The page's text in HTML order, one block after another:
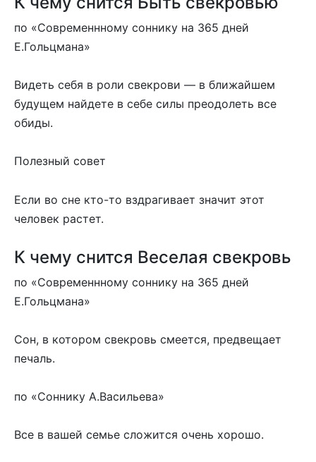
по «Современнному соннику на 365 дней
Е.Гольцмана»
Видеть себя в роли свекрови — в ближайшем
будущем найдете в себе силы преодолеть все
обиды.
Полезный совет
Если во сне кто-то вздрагивает значит этот
человек растет.
К чему снится Веселая свекровь
по «Современнному соннику на 365 дней
Е.Гольцмана»
Сон, в котором свекровь смеется, предвещает
печаль.
по «Соннику А.Васильева»
Все в вашей семье сложится очень хорошо.